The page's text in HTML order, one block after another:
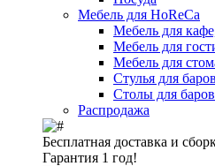
Мебель для HoReCa
Мебель для
Мебель для
Мебель для
Стулья для
Столы для
Распродажа
Бесплатная доставка и
Гарантия 1 год!